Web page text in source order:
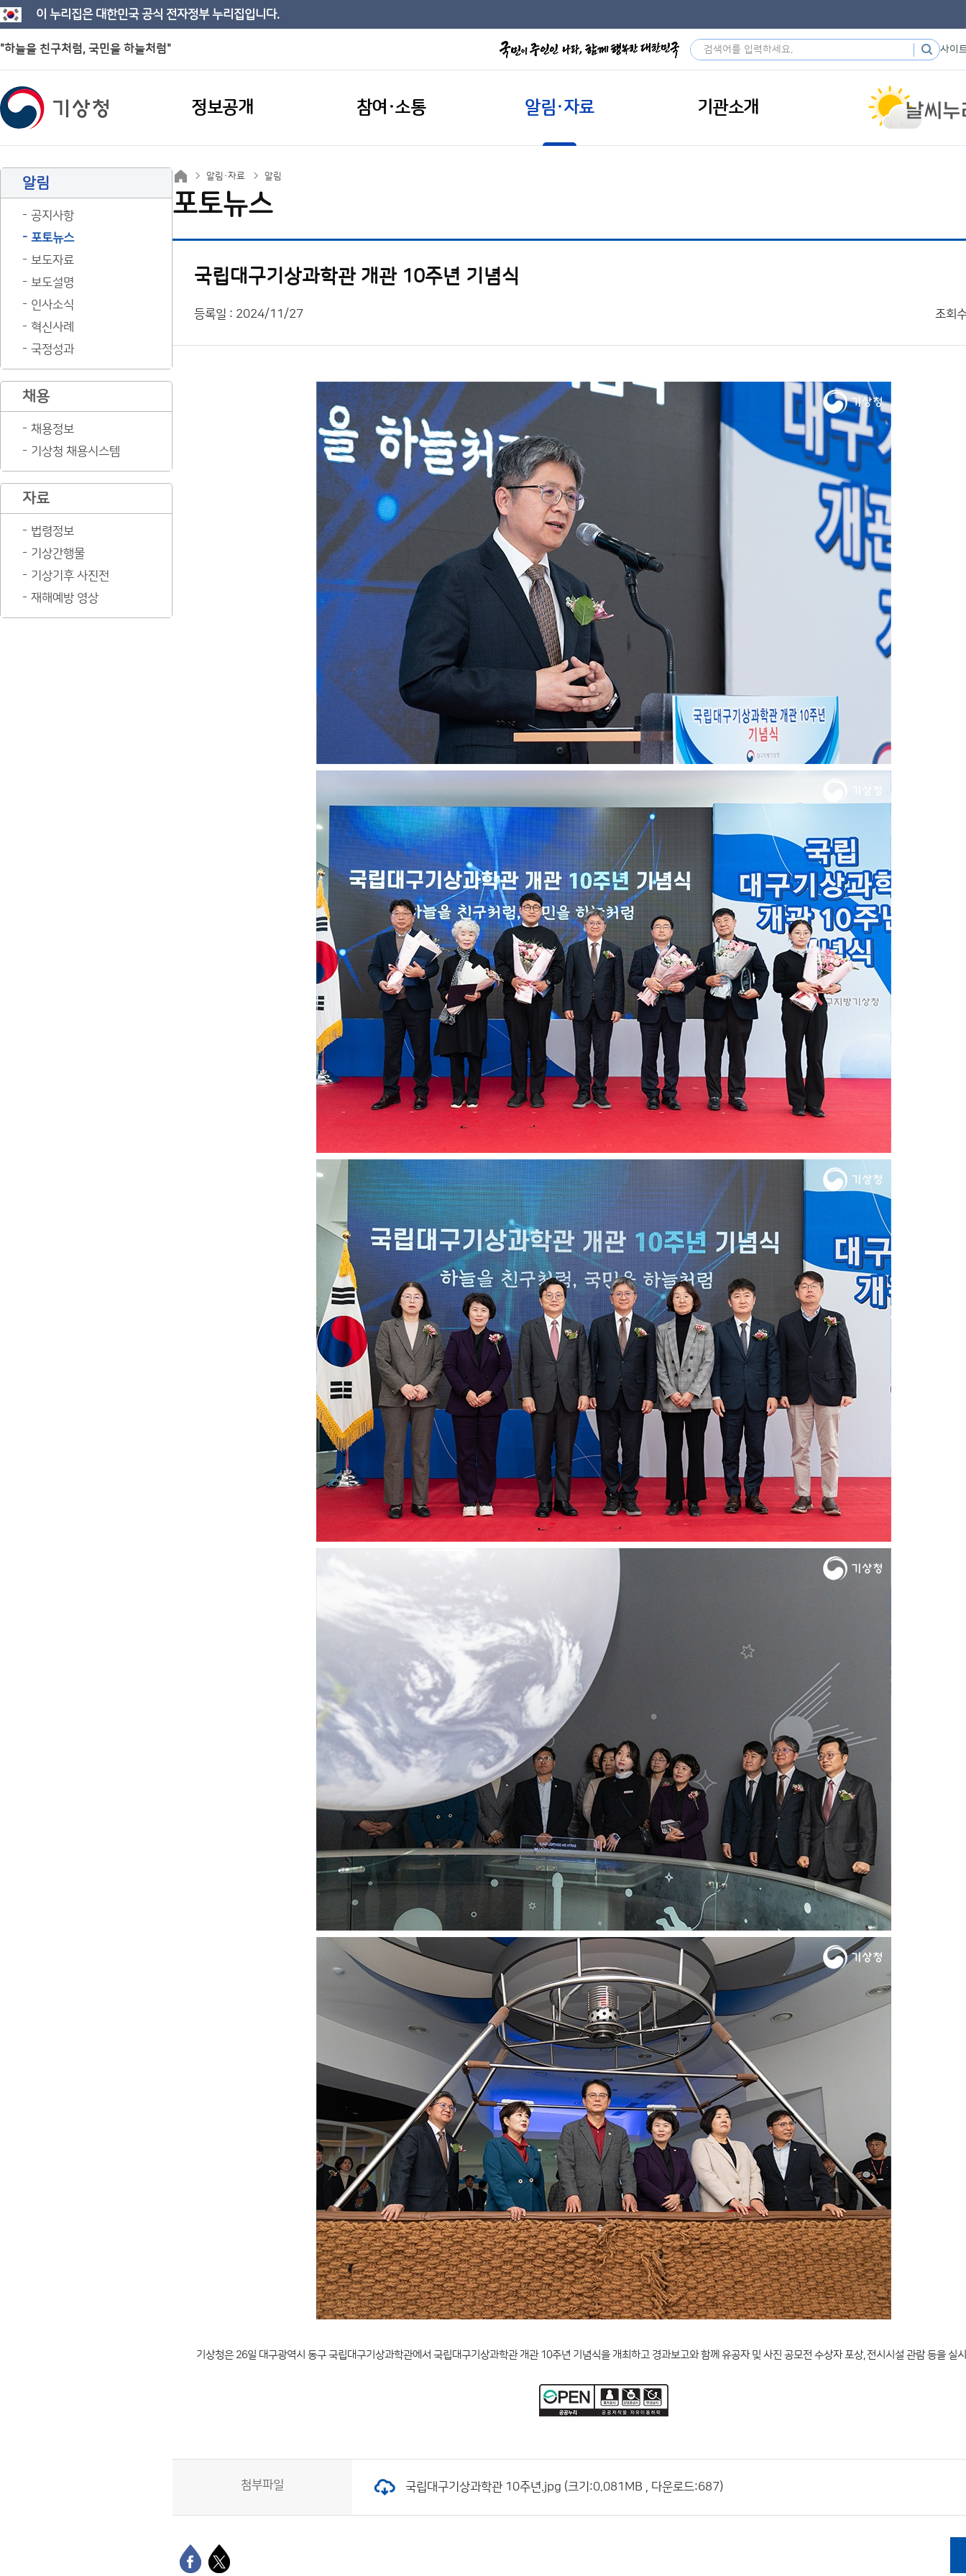
이 누리집은 대한민국 공식 전자정부 누리집입니다.
"하늘을 친구처럼, 국민을 하늘처럼" 사이
정보공개 참여·소통 알림·자료 기관소개
알림
공지사항
포토뉴스
보도자료
보도설명
인사소식
혁신사례
국정성과
채용
채용정보
기상청 채용시스템
자료
법령정보
기상간행물
기상기후 사진전
재해예방 영상
알림·자료 알림
포토뉴스
국립대구기상과학관 개관 10주년 기념식
등록일 : 2024/11/27 조회
기상청은 26일 대구광역시 동구 국립대구기상과학관에서 국립대구기상과학관 개관 10주년 기념식을 개최하고 경과보고와 함께 유공자 및 사진 공모전 수상자 포상, 전시시설 관람 등을 실
첨부파일 국립대구기상과학관 10주년.jpg (크기:0.081MB , 다운로드:687)